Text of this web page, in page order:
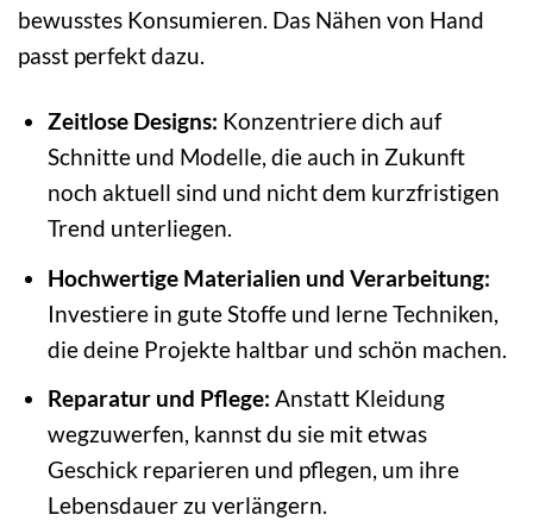
bewusstes Konsumieren. Das Nähen von Hand
passt perfekt dazu.
Zeitlose Designs: Konzentriere dich auf
Schnitte und Modelle, die auch in Zukunft
noch aktuell sind und nicht dem kurzfristigen
Trend unterliegen.
Hochwertige Materialien und Verarbeitung:
Investiere in gute Stoffe und lerne Techniken,
die deine Projekte haltbar und schön machen.
Reparatur und Pflege: Anstatt Kleidung
wegzuwerfen, kannst du sie mit etwas
Geschick reparieren und pflegen, um ihre
Lebensdauer zu verlängern.